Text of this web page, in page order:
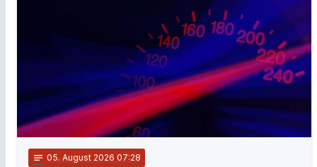
notes 05. August 2026 07:28